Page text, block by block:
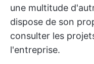
une multitude
dispose de son
consulter les
l'entreprise.